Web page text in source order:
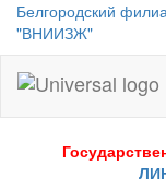
Белгородский
"ВНИИЗЖ"
-